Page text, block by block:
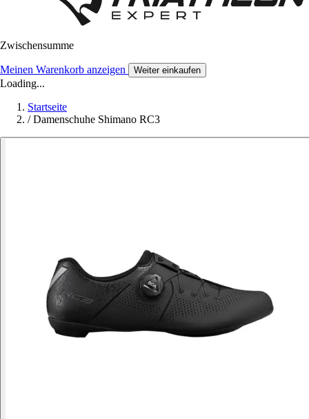
Zwischensumme
Meinen Warenkorb anzeigen Weiter einkaufen
Loading...
Startseite
/ Damenschuhe Shimano RC3